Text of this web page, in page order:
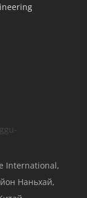
International,
Наньхай,